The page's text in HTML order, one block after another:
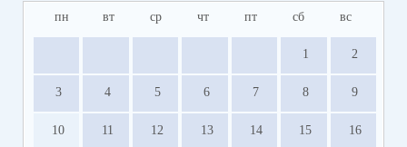
пн вт ср чт пт сб вс
1 2
3 4 5 6 7 8 9
10 11 12 13 14 15 16